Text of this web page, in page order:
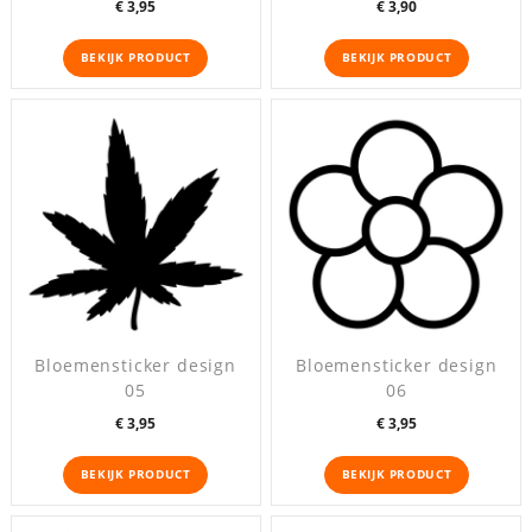
Prijs
€ 3,95
BEKIJK PRODUCT
Prijs
€ 3,90
BEKIJK PRODUCT
Bloemensticker design
05
Prijs
€ 3,95
BEKIJK PRODUCT
Bloemensticker design
06
Prijs
€ 3,95
BEKIJK PRODUCT